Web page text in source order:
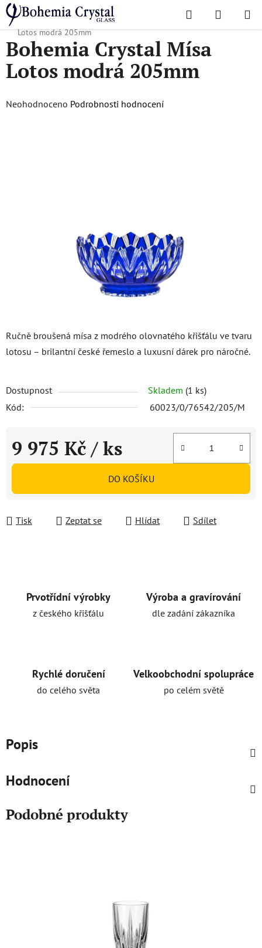
Přejít
na
obsah
Hledat
KOŠÍK
Domů
/ Oblíbené kolekce / Kompletní nabídka
Bohemia Crystal Mísa
Lotos modrá 205mm
Ručně broušená mísa z modrého olovnatého křišťálu ve tvaru
lotosu – brilantní české řemeslo a luxusní dárek pro náročné.
Dostupnost Skladem (1 ks)
Kód:
60023/0/76542/205/M
9 975 Kč / ks
Měrná cena:
DO KOŠÍKU
Tisk Zeptat se Hlídat Sdílet
Bohemia Crystal Mísa
Lotos modrá 205mm
Průměrné
Neohodnoceno Podrobnosti hodnocení
Prvotřídní výrobky
z českého křišťálu
Výroba a gravírování
dle zadání zákazníka
Rychlé doručení
do celého světa
Velkoobchodní spolupráce
po celém světě
Popis
Hodnocení
Podobné produkty